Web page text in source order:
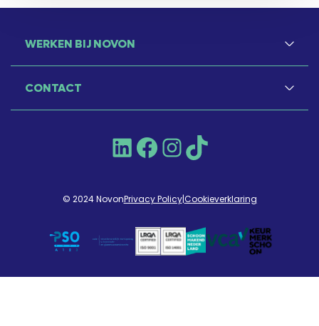
WERKEN BIJ NOVON
CONTACT
LinkedInFacebookInstagram
TikTok
© 2024 NovonPrivacy Policy|Cookieverklaring